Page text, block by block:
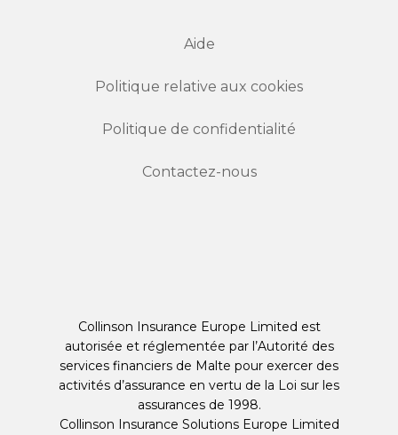
Aide
Politique relative aux cookies
Politique de confidentialité
Contactez-nous
Collinson Insurance Europe Limited est
autorisée et réglementée par l’Autorité des
services financiers de Malte pour exercer des
activités d’assurance en vertu de la Loi sur les
assurances de 1998.
Collinson Insurance Solutions Europe Limited